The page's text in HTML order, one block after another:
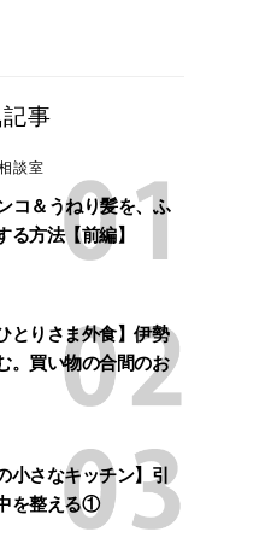
事
談室
コ＆うねり髪を、ふ
る方法【前編】
とりさま外食】伊勢
。買い物の合間のお
小さなキッチン】引
を整える①